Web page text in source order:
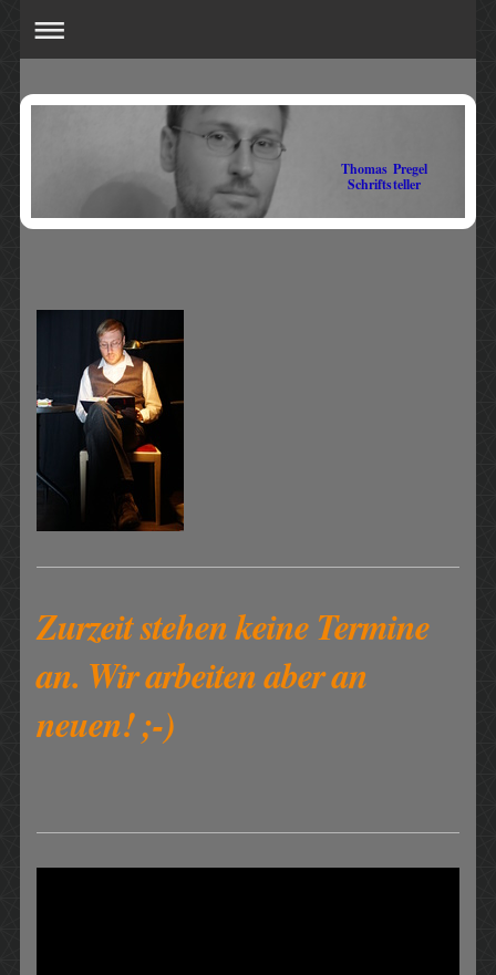
Thomas Pregel
Schriftsteller
Zurzeit stehen keine Termine
an. Wir arbeiten aber an
neuen! ;-)